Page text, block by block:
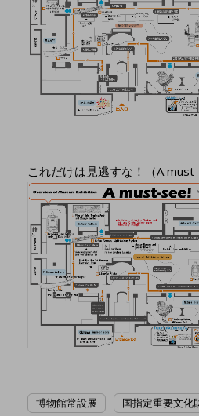
これだけは見逃すな！（A must-
博物館常設展 国指定重要文化